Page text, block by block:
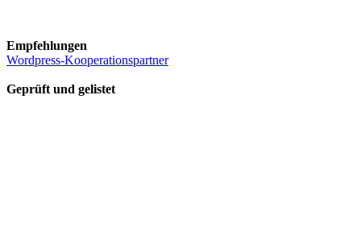
Empfehlungen
Wordpress-Kooperationspartner
Geprüft und gelistet